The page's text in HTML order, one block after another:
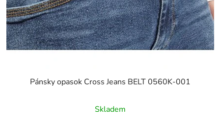
Pánsky opasok Cross Jeans BELT 0560K-001
Skladem